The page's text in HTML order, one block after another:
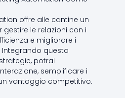
offre alle cantine un
le relazioni con i
e migliorare i
Integrando questa
potrai
semplificare i
vantaggio competitivo.